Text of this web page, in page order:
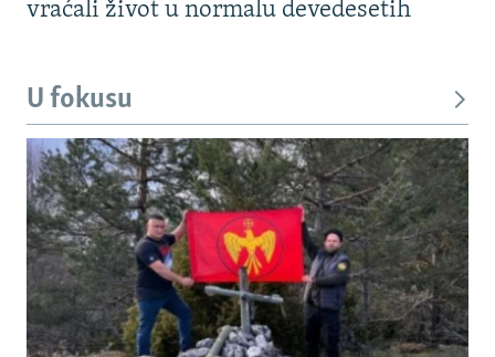
vraćali život u normalu devedesetih
U fokusu